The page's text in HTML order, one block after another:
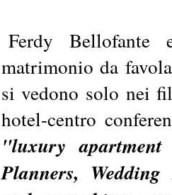
Ferdy
matrimonio da
si vedono solo nei
hotel-centro
"luxury
Planners,